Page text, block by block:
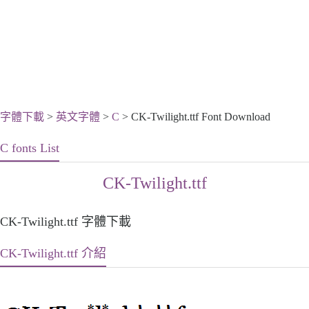
字體下載 > 英文字體 > C > CK-Twilight.ttf Font Download
C fonts List
CK-Twilight.ttf
CK-Twilight.ttf 字體下載
CK-Twilight.ttf 介紹